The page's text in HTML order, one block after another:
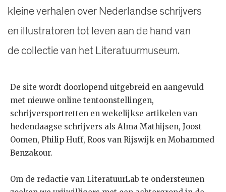
kleine verhalen over Nederlandse schrijvers
en illustratoren tot leven aan de hand van
de collectie van het Literatuurmuseum.
De site wordt doorlopend uitgebreid en aangevuld
met nieuwe online tentoonstellingen,
schrijversportretten en wekelijkse artikelen van
hedendaagse schrijvers als Alma Mathijsen, Joost
Oomen, Philip Huff, Roos van Rijswijk en Mohammed
Benzakour.
Om de redactie van LiteratuurLab te ondersteunen